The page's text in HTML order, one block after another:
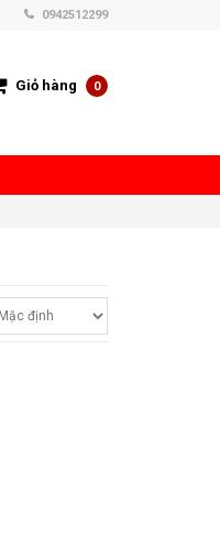
0942512299
Giỏ hàng 0